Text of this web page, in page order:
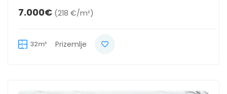
7.000€ (218 €/m²)
32m² Prizemlje